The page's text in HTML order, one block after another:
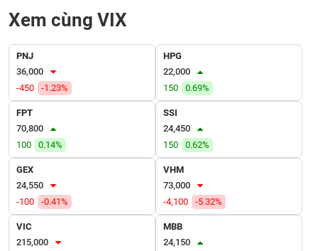
Xem cùng VIX
PNJ
36,000
-450
-1.23%
HPG
22,000
150
0.69%
FPT
70,800
100
0.14%
SSI
24,450
150
0.62%
GEX
24,550
-100
-0.41%
VHM
73,000
-4,100
-5.32%
VIC
215,000
MBB
24,150
TRUYỀN
BẤT
ĐỘNG
SẢN